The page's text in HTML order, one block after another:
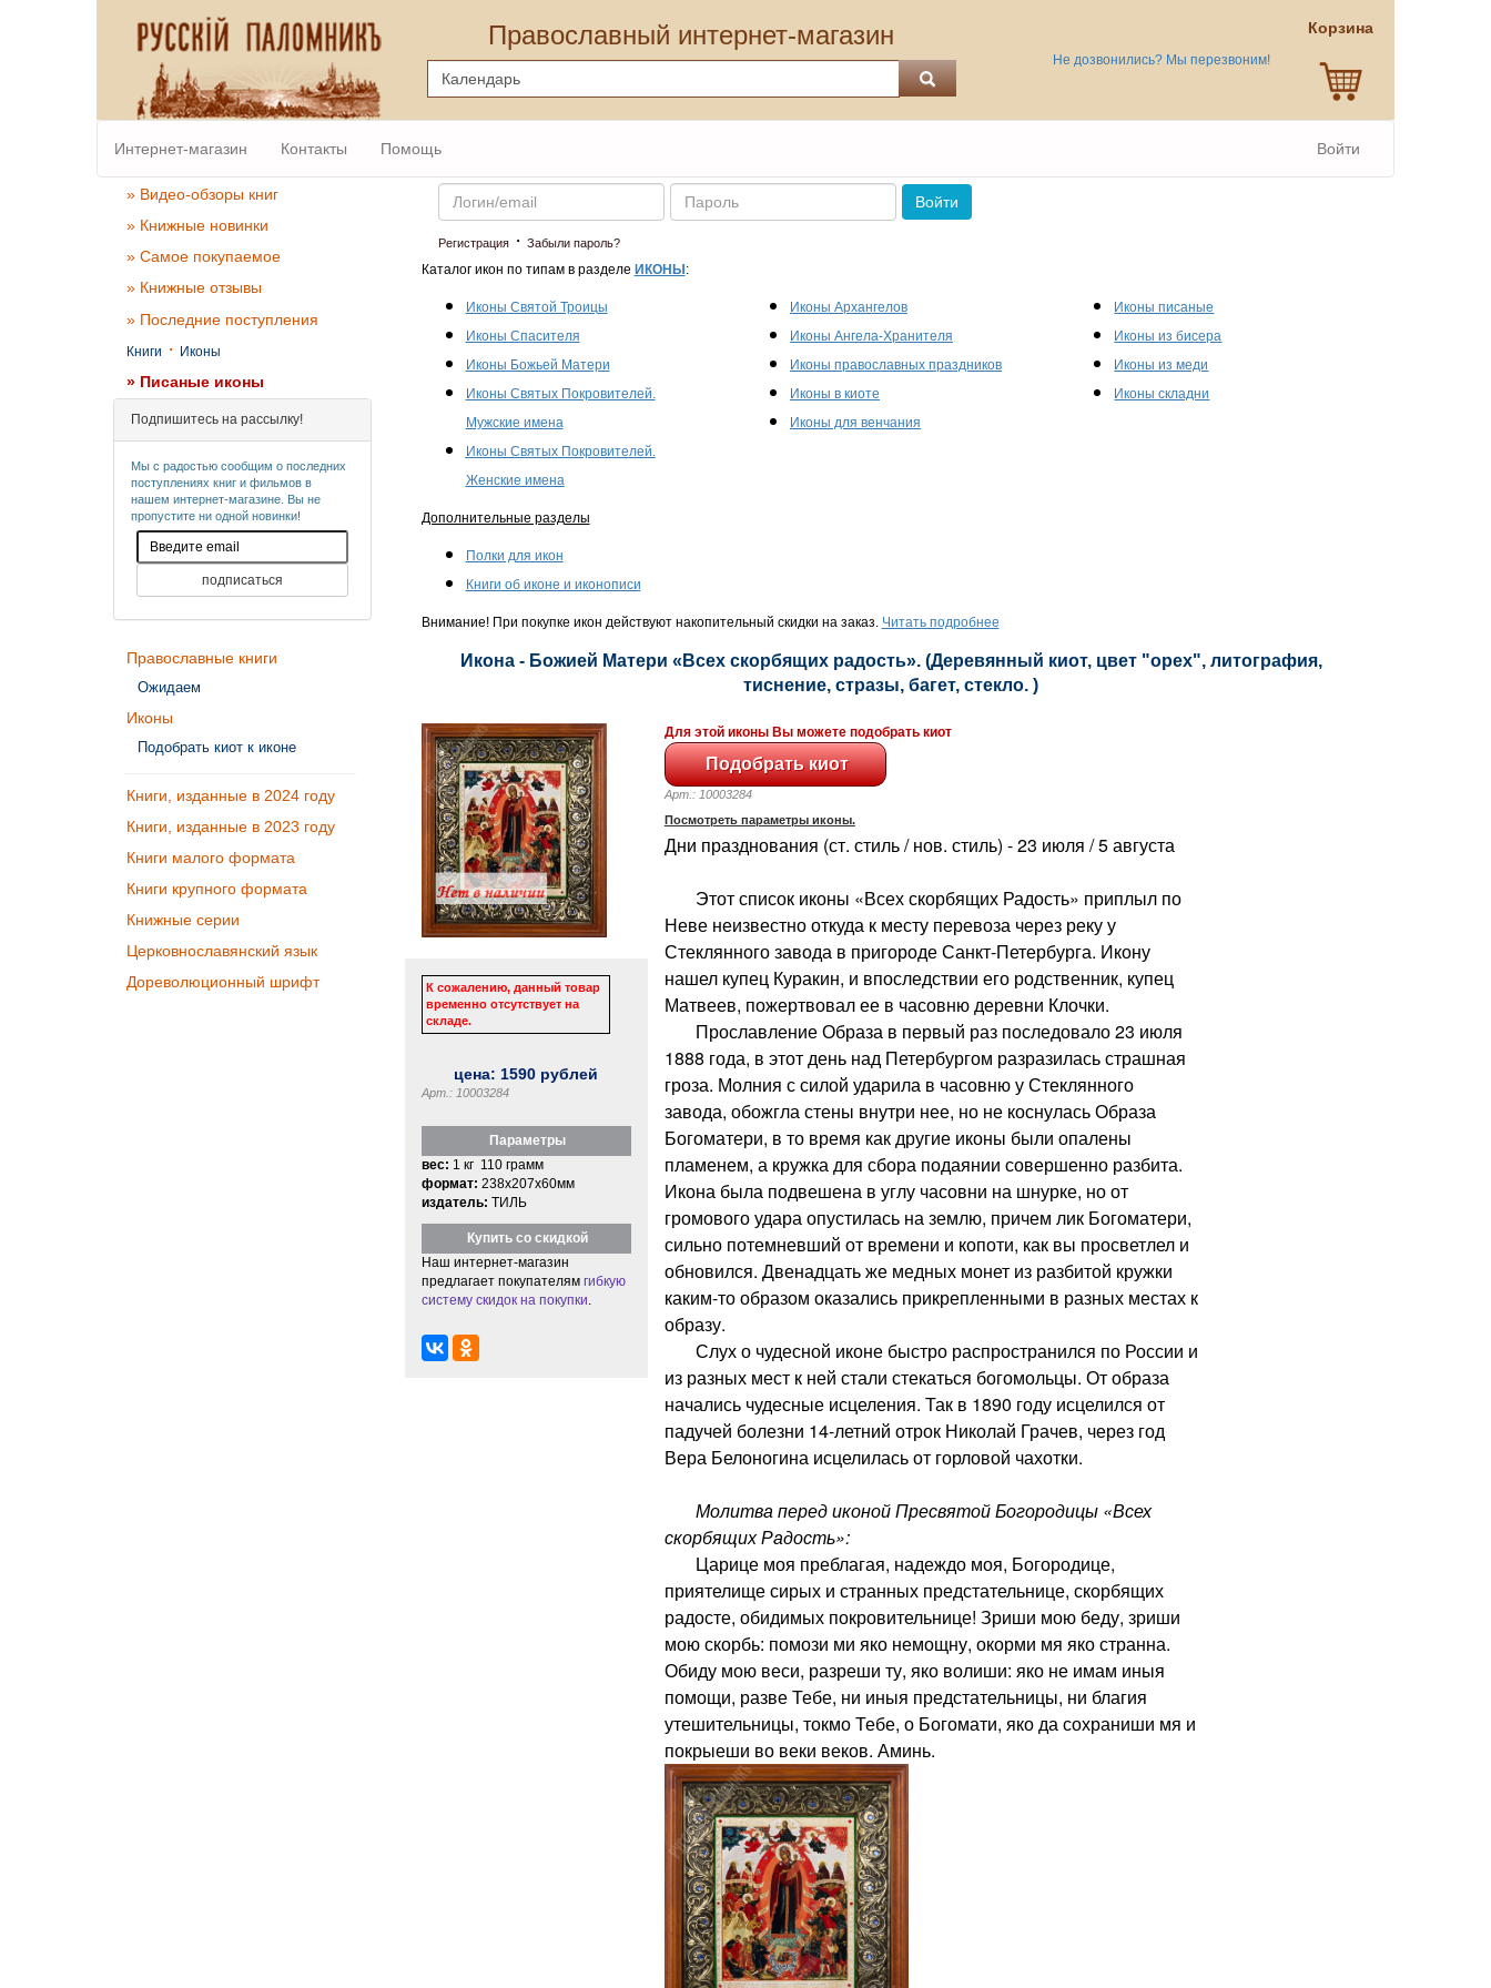
Православный интернет-магазин
Не дозвонились? Мы перезвоним!
Корзина
Интернет-магазин Контакты Помощь Войти
» Видео-обзоры книг
» Книжные новинки
» Самое покупаемое
» Книжные отзывы
» Последние поступления
Книги · Иконы
» Писаные иконы
Подпишитесь на рассылку!
Мы с радостью сообщим о последних
поступлениях книг и фильмов в
нашем интернет-магазине. Вы не
пропустите ни одной новинки!
Православные книги
Ожидаем
Иконы
Подобрать киот к иконе
Книги, изданные в 2024 году
Книги, изданные в 2023 году
Книги малого формата
Книги крупного формата
Книжные серии
Церковнославянский язык
Дореволюционный шрифт
Email Пароль
Войти
Регистрация· Забыли пароль?
Каталог икон по типам в разделе ИКОНЫ :
Иконы Святой Троицы
Иконы Спасителя
Иконы Божьей Матери
Иконы Святых Покровителей.
Мужские имена
Иконы Святых Покровителей.
Женские имена
Иконы Архангелов
Иконы Ангела-Хранителя
Иконы православных праздников
Иконы в киоте
Иконы для венчания
Иконы писаные
Иконы из бисера
Иконы из меди
Иконы складни
Дополнительные разделы
Полки для икон
Книги об иконе и иконописи
Внимание! При покупке икон действуют накопительный скидки на заказ. Читать подробнее
Икона - Божией Матери «Всех скорбящих радость». (Деревянный киот, цвет "орех", литография,
тиснение, стразы, багет, стекло. )
К сожалению, данный товар
временно отсутствует на
складе.
цена: 1590 рублей
Арт.: 10003284
Параметры
вес: 1 кг 110 грамм
формат: 238x207x60мм
издатель: ТИЛЬ
Купить со скидкой
Наш интернет-магазин
предлагает покупателям гибкую
систему скидок на покупки
Для этой иконы Вы можете подобрать киот
Арт.: 10003284
Посмотреть параметры иконы.
Дни празднования (ст. стиль / нов. стиль) - 23 июля / 5 августа
Этот список иконы «Всех скорбящих Радость» приплыл по
Неве неизвестно откуда к месту перевоза через реку у
Стеклянного завода в пригороде Санкт-Петербурга. Икону
нашел купец Куракин, и впоследствии его родственник, купец
Матвеев, пожертвовал ее в часовню деревни Клочки.
Прославление Образа в первый раз последовало 23 июля
1888 года, в этот день над Петербургом разразилась страшная
гроза. Молния с силой ударила в часовню у Стеклянного
завода, обожгла стены внутри нее, но не коснулась Образа
Богоматери, в то время как другие иконы были опалены
пламенем, а кружка для сбора подаянии совершенно разбита.
Икона была подвешена в углу часовни на шнурке, но от
громового удара опустилась на землю, причем лик Богоматери,
сильно потемневший от времени и копоти, как вы просветлел и
обновился. Двенадцать же медных монет из разбитой кружки
каким-то образом оказались прикрепленными в разных местах к
образу.
Слух о чудесной иконе быстро распространился по России и
из разных мест к ней стали стекаться богомольцы. От образа
начались чудесные исцеления. Так в 1890 году исцелился от
падучей болезни 14-летний отрок Николай Грачев, через год
Вера Белоногина исцелилась от горловой чахотки.
Молитва перед иконой Пресвятой Богородицы «Всех
скорбящих Радость»:
Царице моя преблагая, надеждо моя, Богородице,
приятелище сирых и странных предстательнице, скорбящих
радосте, обидимых покровительнице! Зриши мою беду, зриши
мою скорбь: помози ми яко немощну, окорми мя яко странна.
Обиду мою веси, разреши ту, яко волиши: яко не имам иныя
помощи, разве Тебе, ни иныя предстательницы, ни благия
утешительницы, токмо Тебе, о Богомати, яко да сохраниши мя и
покрыеши во веки веков. Аминь.